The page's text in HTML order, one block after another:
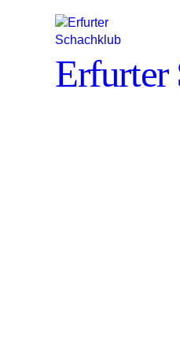
Erfurter